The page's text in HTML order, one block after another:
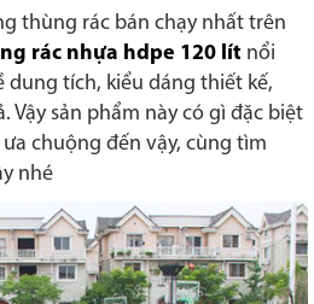
thùng rác bán chạy nhất trên
rác nhựa hdpe 120 lít nổi
dung tích, kiểu dáng thiết kế,
Vậy sản phẩm này có gì đặc biệt
chuộng đến vậy, cùng tìm
nhé